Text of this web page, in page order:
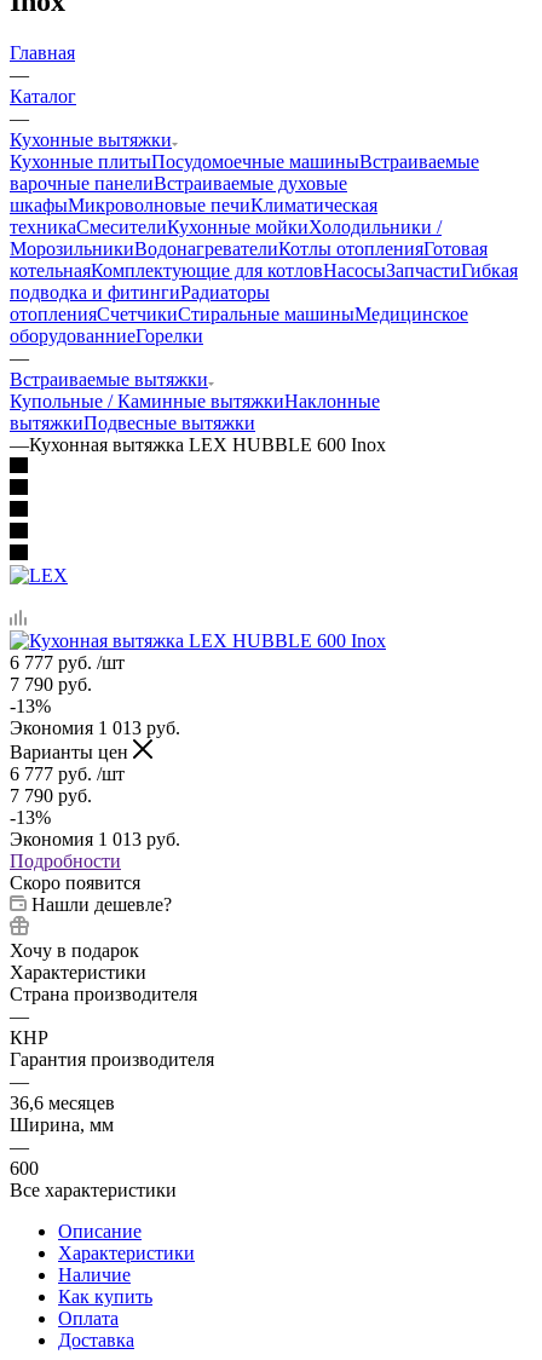
Главная
—
Каталог
—
Кухонные вытяжки
Кухонные плитыПосудомоечные машиныВстраиваемые
варочные панелиВстраиваемые духовые
шкафыМикроволновые печиКлиматическая
техникаСмесителиКухонные мойкиХолодильники /
МорозильникиВодонагревателиКотлы отопленияГотовая
котельнаяКомплектующие для котловНасосыЗапчастиГибкая
подводка и фитингиРадиаторы
отопленияСчетчикиСтиральные машиныМедицинское
оборудованниеГорелки
—
Встраиваемые вытяжки
Купольные / Каминные вытяжкиНаклонные
вытяжкиПодвесные вытяжки
—Кухонная вытяжка LEX HUBBLE 600 Inox
6 777 руб. /шт
7 790 руб.
-13%
Экономия 1 013 руб.
Варианты цен
6 777 руб. /шт
7 790 руб.
-13%
Экономия 1 013 руб.
Подробности
Скоро появится
Нашли дешевле?
Хочу в подарок
Характеристики
Страна производителя
—
КНР
Гарантия производителя
—
36,6 месяцев
Ширина, мм
—
600
Все характеристики
Описание
Характеристики
Наличие
Как купить
Оплата
Доставка